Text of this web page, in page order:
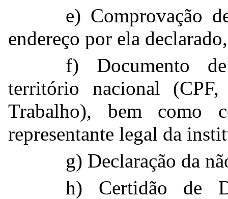
e) Comprovação
endereço por ela
f) Documento
território nacional
Trabalho), bem como
representante legal da
g) Declaração da
h) Certidão de